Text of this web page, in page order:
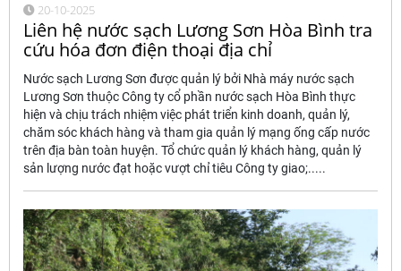
20-10-2025
Liên hệ nước sạch Lương Sơn Hòa Bình tra
cứu hóa đơn điện thoại địa chỉ
Nước sạch Lương Sơn được quản lý bởi Nhà máy nước sạch
Lương Sơn thuộc Công ty cổ phần nước sạch Hòa Bình thực
hiện và chịu trách nhiệm việc phát triển kinh doanh, quản lý,
chăm sóc khách hàng và tham gia quản lý mạng ống cấp nước
trên địa bàn toàn huyện. Tổ chức quản lý khách hàng, quản lý
sản lượng nước đạt hoặc vượt chỉ tiêu Công ty giao;.....